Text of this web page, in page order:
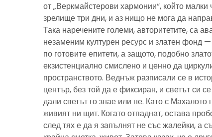
от „Веркмайстерови хармонии“, който малки
зрелище три дни, и аз нищо не мога да
Така наречените големи, авторитетите, са
незаменим културен ресурс и златен фонд
по готовите епитети, а защото, подобно
екзистенциално смислено и ценно да
пространството. Веднъж разписали се в
център, без той да е фиксиран, и светът си
дали светът го знае или не. Като с
живият ни щит. Когато отпаднат, остава
след тях е да я запълнят не със жалейки, а